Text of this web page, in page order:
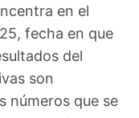
en el
fecha en que
del
son
números que se